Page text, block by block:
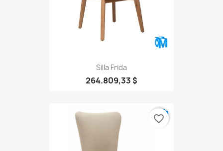
Silla Frida
264.809,33 $
favorite_border